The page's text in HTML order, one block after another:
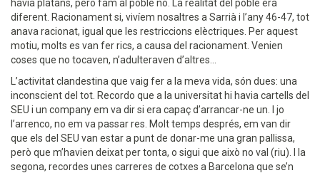
havia plàtans, però fam al poble no. La realitat del poble era
diferent. Racionament si, vivíem nosaltres a Sarrià i l’any 46-47, tot
anava racionat, igual que les restriccions elèctriques. Per aquest
motiu, molts es van fer rics, a causa del racionament. Venien
coses que no tocaven, n’adulteraven d’altres...
L’activitat clandestina que vaig fer a la meva vida, són dues: una
inconscient del tot. Recordo que a la universitat hi havia cartells del
SEU i un company em va dir si era capaç d’arrancar-ne un. I jo
l’arrenco, no em va passar res. Molt temps després, em van dir
que els del SEU van estar a punt de donar-me una gran pallissa,
però que m’havien deixat per tonta, o sigui que això no val (riu). I la
segona, recordes unes carreres de cotxes a Barcelona que se’n